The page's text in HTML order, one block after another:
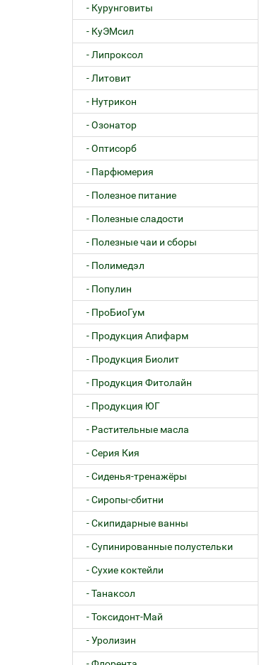
- Курунговиты
- КуЭМсил
- Липроксол
- Литовит
- Нутрикон
- Озонатор
- Оптисорб
- Парфюмерия
- Полезное питание
- Полезные сладости
- Полезные чаи и сборы
- Полимедэл
- Популин
- ПроБиоГум
- Продукция Апифарм
- Продукция Биолит
- Продукция Фитолайн
- Продукция ЮГ
- Растительные масла
- Серия Кия
- Сиденья-тренажёры
- Сиропы-сбитни
- Скипидарные ванны
- Супинированные полустельки
- Сухие коктейли
- Танаксол
- Токсидонт-Май
- Уролизин